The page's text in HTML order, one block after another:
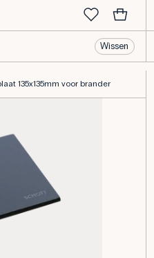
Wissen
135x135mm voor brander